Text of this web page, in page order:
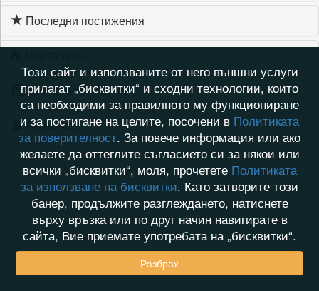
Последни постижения
Хронология на игри
Активност
Този сайт и използваните от него външни услуги
прилагат „бисквитки“ и сходни технологии, които
са необходими за правилното му функциониране
и за постигане на целите, посочени в Политиката
за поверителност. За повече информация или ако
желаете да оттеглите съгласието си за някои или
всички „бисквитки“, моля, прочетете Политиката
за използване на бисквитки. Като затворите този
банер, продължите разглеждането, натиснете
върху връзка или по друг начин навигирате в
сайта, Вие приемате употребата на „бисквитки“.
Разбрах